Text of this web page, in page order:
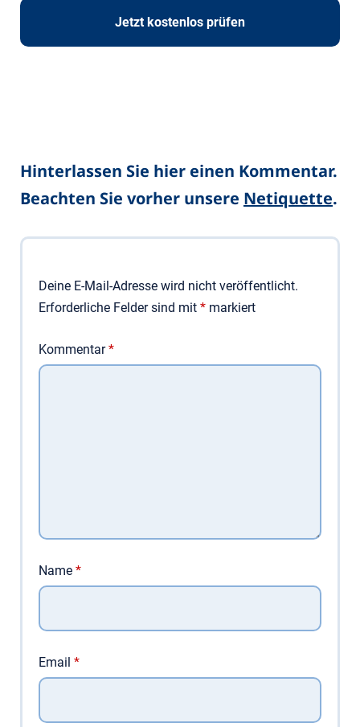
Jetzt kostenlos prüfen
Hinterlassen Sie hier einen Kommentar.
Beachten Sie vorher unsere Netiquette.
Deine E-Mail-Adresse wird nicht veröffentlicht.
Erforderliche Felder sind mit * markiert
Kommentar*
Name *
Email *